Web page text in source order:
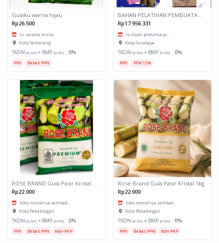
Gulaku warna hijau
Rp26.500
cv. sarana mulia
Kota Semarang
TKDN (0.00) + BMP (0.00) : 0%
PPh Bebas PPN
BAHAN PELATIHAN PEMBUATAN ROTI DAN KUE
Rp17.956.331
cv. dzaki pratama ja...
Kota Surabaya
TKDN (0.00) + BMP (0.00) : 0%
PPh PPN 12%
Rp22.000
toko monalisa sembak...
Kota Pekalongan
TKDN (0.00) + BMP (0.00) : 0%
PPh Bebas PPN Non-PKP
Rose Brand Gula Pasir Kristal 1kg
Rp22.000
toko monalisa sembak...
Kota Pekalongan
TKDN (0.00) + BMP (0.00) : 0%
PPh Bebas PPN Non-PKP